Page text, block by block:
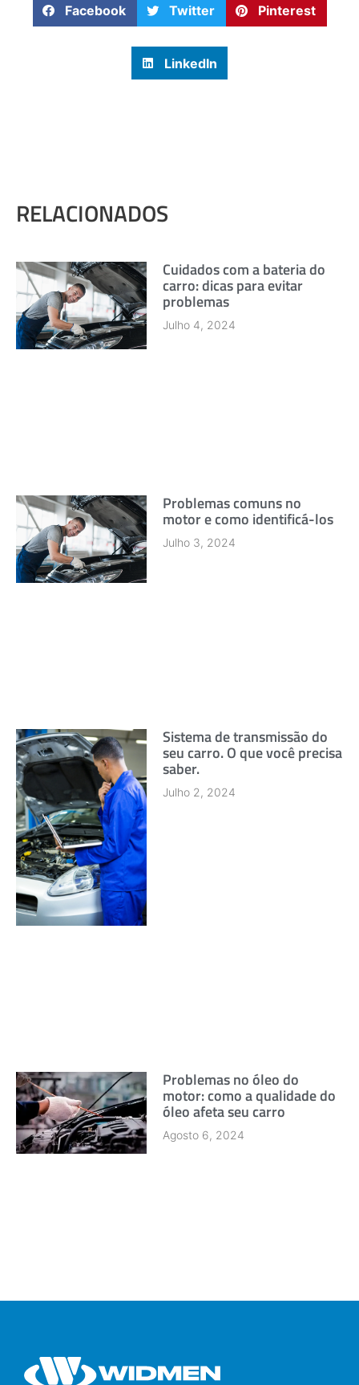
Facebook Twitter Pinterest
LinkedIn
RELACIONADOS
Cuidados com a bateria do
carro: dicas para evitar
problemas
Julho 4, 2024
Problemas comuns no
motor e como identificá-los
Julho 3, 2024
Sistema de transmissão do
seu carro. O que você precisa
saber.
Julho 2, 2024
Problemas no óleo do
motor: como a qualidade do
óleo afeta seu carro
Agosto 6, 2024